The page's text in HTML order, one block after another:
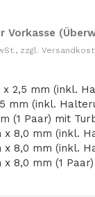
Vorkasse
zzgl.
x 2,5 mm (inkl.
mm (inkl.
(1 Paar) mit
x 8,0 mm (inkl.
x 8,0 mm (inkl.
x 8,0 mm (1